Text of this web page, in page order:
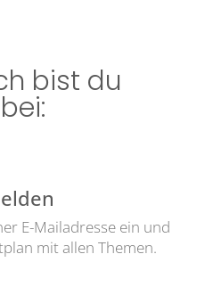
bist du
E-Mailadresse ein und
mit allen Themen.